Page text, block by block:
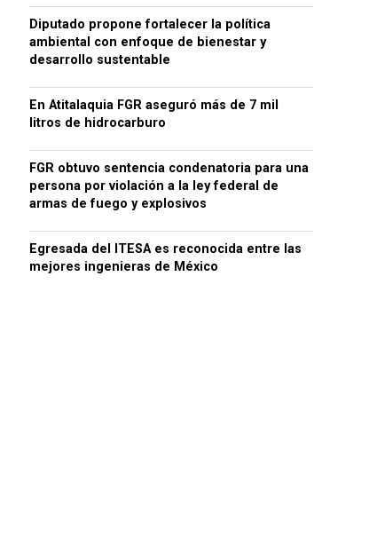
Diputado propone fortalecer la política
ambiental con enfoque de bienestar y
desarrollo sustentable
En Atitalaquia FGR aseguró más de 7 mil
litros de hidrocarburo
FGR obtuvo sentencia condenatoria para una
persona por violación a la ley federal de
armas de fuego y explosivos
Egresada del ITESA es reconocida entre las
mejores ingenieras de México